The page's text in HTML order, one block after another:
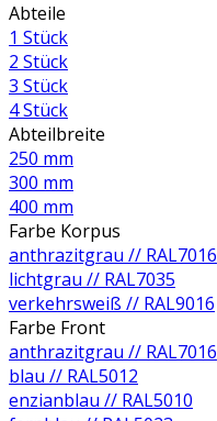
Abteile
1 Stück
2 Stück
3 Stück
4 Stück
Abteilbreite
250 mm
300 mm
400 mm
Farbe Korpus
anthrazitgrau // RAL7016
lichtgrau // RAL7035
verkehrsweiß // RAL9016
Farbe Front
anthrazitgrau // RAL7016
blau // RAL5012
enzianblau // RAL5010